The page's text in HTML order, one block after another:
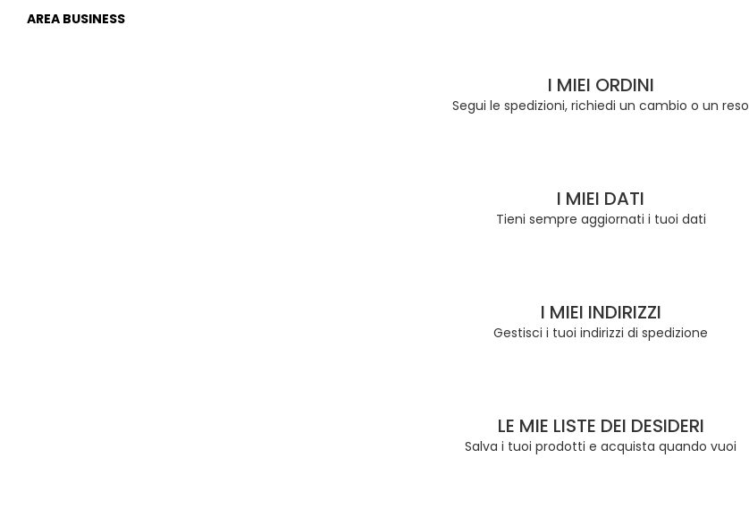
AREA BUSINESS
I MIEI ORDINI
Segui le spedizioni, richiedi un cambio o un reso
I MIEI DATI
Tieni sempre aggiornati i tuoi dati
I MIEI INDIRIZZI
Gestisci i tuoi indirizzi di spedizione
LE MIE LISTE DEI DESIDERI
Salva i tuoi prodotti e acquista quando vuoi